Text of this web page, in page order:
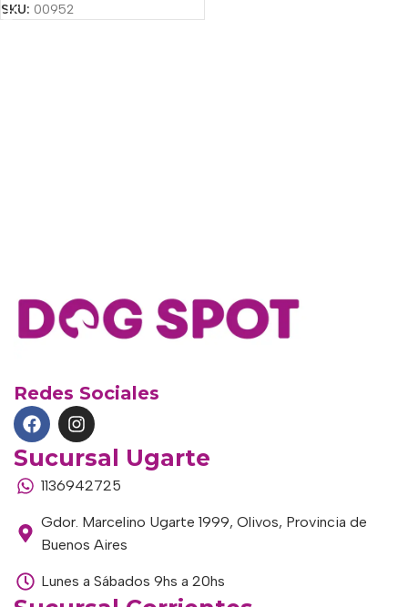
SKU: 00952
Redes Sociales
Sucursal Ugarte
1136942725
Gdor. Marcelino Ugarte 1999, Olivos, Provincia de
Buenos Aires
Lunes a Sábados 9hs a 20hs